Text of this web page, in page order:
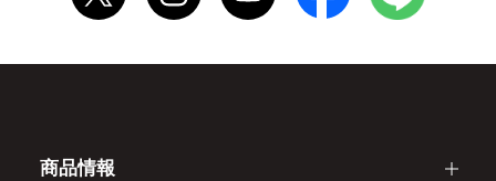
商品情報